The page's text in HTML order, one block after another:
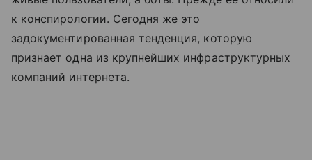
к конспирологии. Сегодня же это
задокументированная тенденция, которую
признает одна из крупнейших инфраструктурных
компаний интернета.